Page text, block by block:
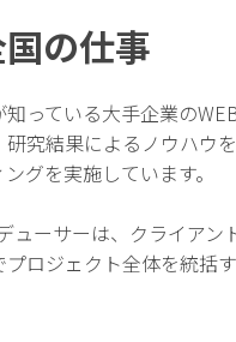
の仕事
っている大手企業の
究結果によるノウハウ
グを実施しています。
ューサーは、クライア
ロジェクト全体を統括